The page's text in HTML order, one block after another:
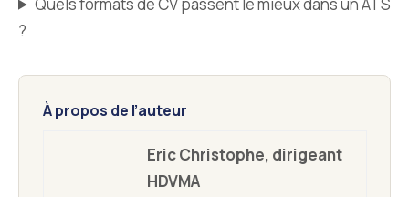
?
À propos de l’auteur
Eric Christophe, dirigeant
HDVMA